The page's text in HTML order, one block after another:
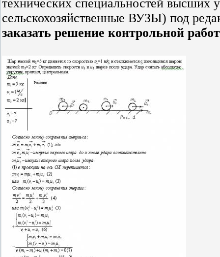
технических специальностей высших
сельскохозяйственные ВУЗЫ) под
заказать решение контрольной